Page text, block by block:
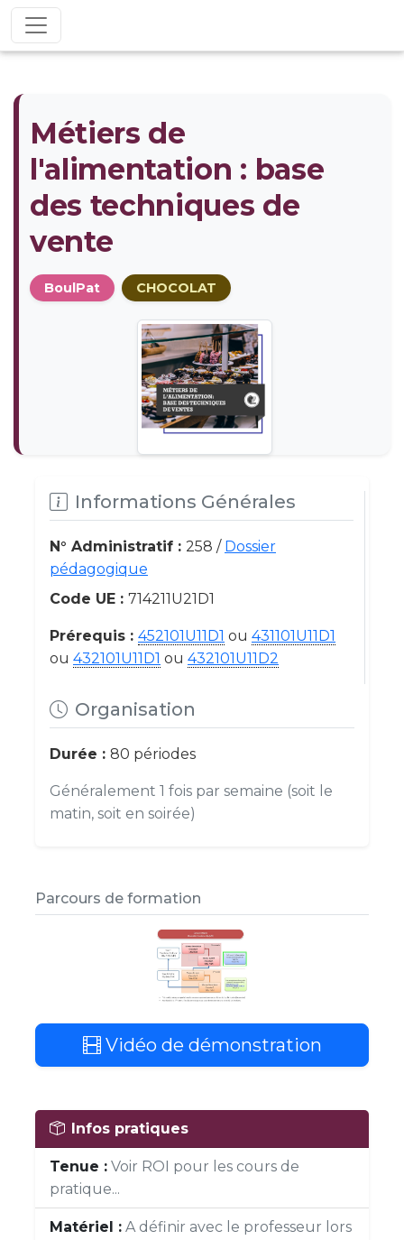
Métiers de
l'alimentation : base
des techniques de
vente
BoulPat CHOCOLAT
Informations Générales
N° Administratif : 258 / Dossier
pédagogique
Code UE : 714211U21D1
Prérequis : 452101U11D1 ou 431101U11D1
ou 432101U11D1 ou 432101U11D2
Organisation
Durée : 80 périodes
Généralement 1 fois par semaine (soit le
matin, soit en soirée)
Parcours de formation
Vidéo de démonstration
Infos pratiques
Tenue : Voir ROI pour les cours de
pratique...
Matériel : A définir avec le professeur lors